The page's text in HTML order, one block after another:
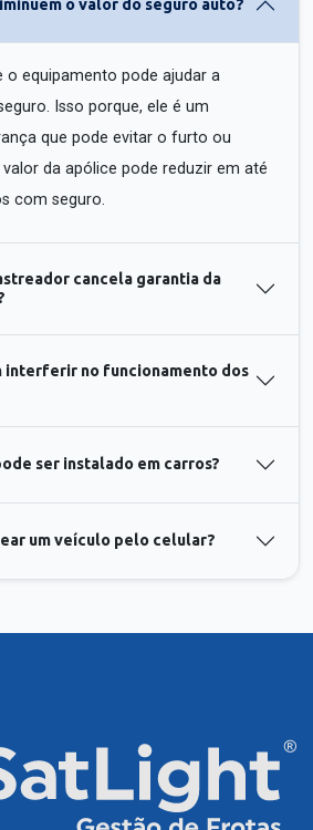
o valor do seguro auto?
o equipamento pode ajudar a
Isso porque, ele é um
que pode evitar o furto ou
da apólice pode reduzir em até
com seguro.
cancela garantia da
interferir no funcionamento dos
ser instalado em carros?
um veículo pelo celular?